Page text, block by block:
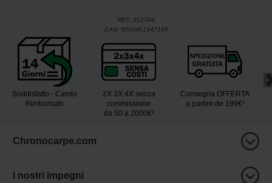
REF: 212704
EAN: 5060461947189
Soddisfatto - Cambi
Rimborsato
2X 3X 4X senza
commissione
da 50 a 2000€²
Consegna OFFERTA
a partire de 199€¹
Chronocarpe.com
I nostri impegni